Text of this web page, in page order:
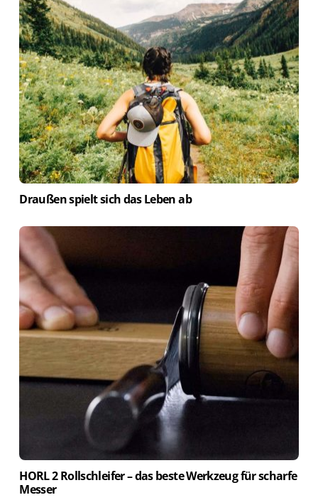
Draußen spielt sich das Leben ab
HORL 2 Rollschleifer – das beste Werkzeug für scharfe
Messer